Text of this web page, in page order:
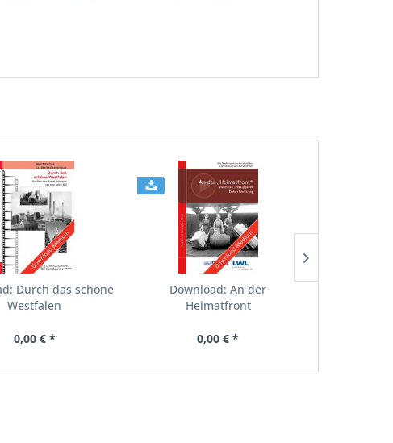
Durch das schöne
Westfalen
0,00 € *
Download: An der
Heimatfront
0,00 € *